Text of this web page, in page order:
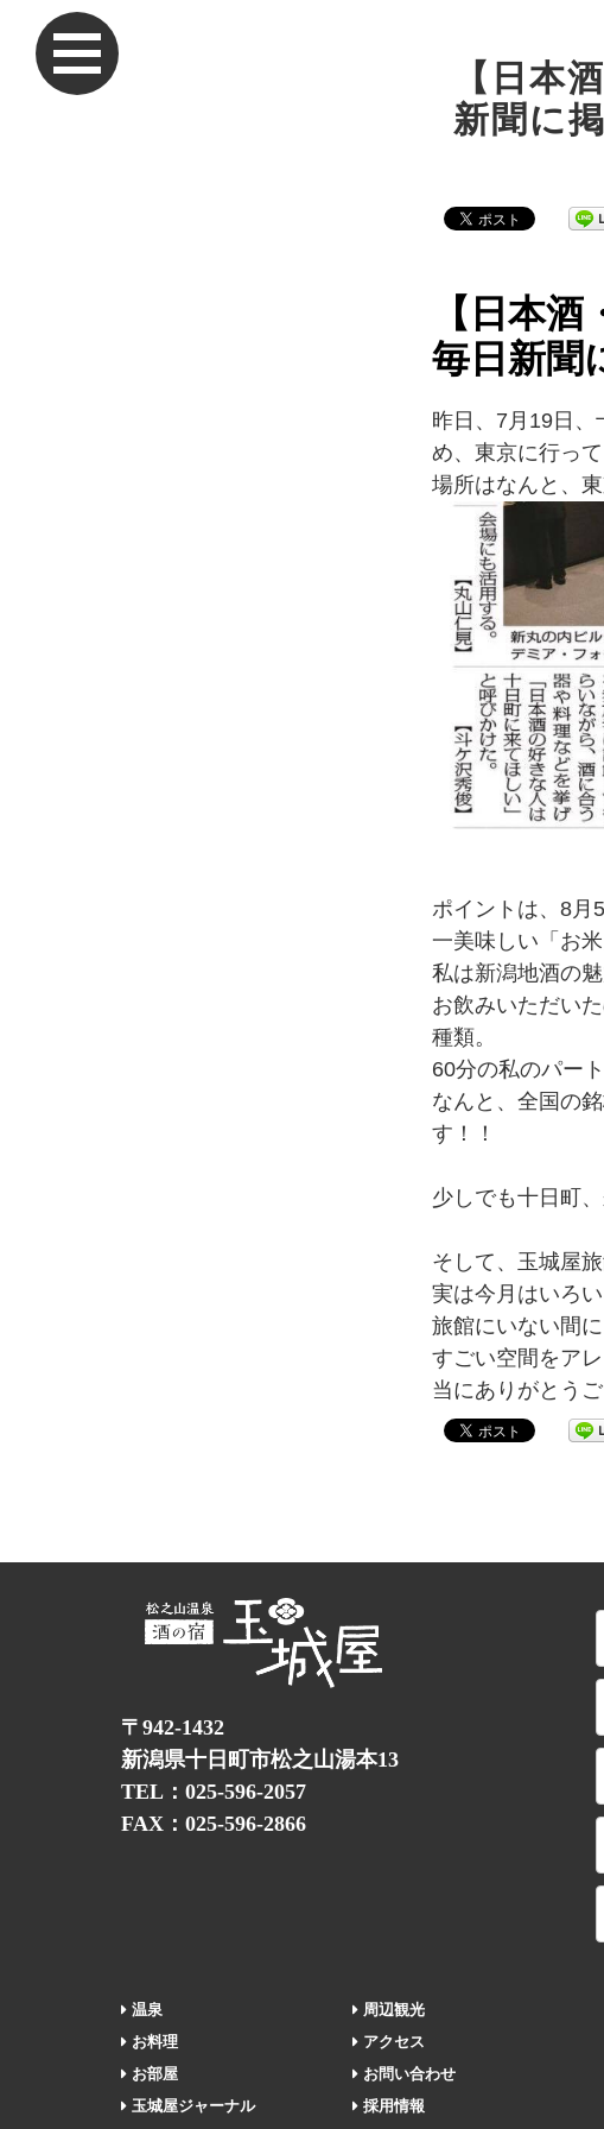
【日本
新聞に
【日本
毎日新聞
昨日、7月19日、
め、東京に行って
場所はなんと、
ポイントは、8月
一美味しい「お
私は新潟地酒の
お飲みいただい
種類。
60分の私のパー
なんと、全国の
す！！
少しでも十日町
そして、玉城屋
実は今月はいろ
旅館にいない間
すごい空間をア
当にありがとうご
〒942-1432
新潟県十日町市松之山湯本13
TEL：025-596-2057
FAX：025-596-2866
温泉
お料理
お部屋
玉城屋ジャーナル
周辺観光
アクセス
お問い合わせ
採用情報